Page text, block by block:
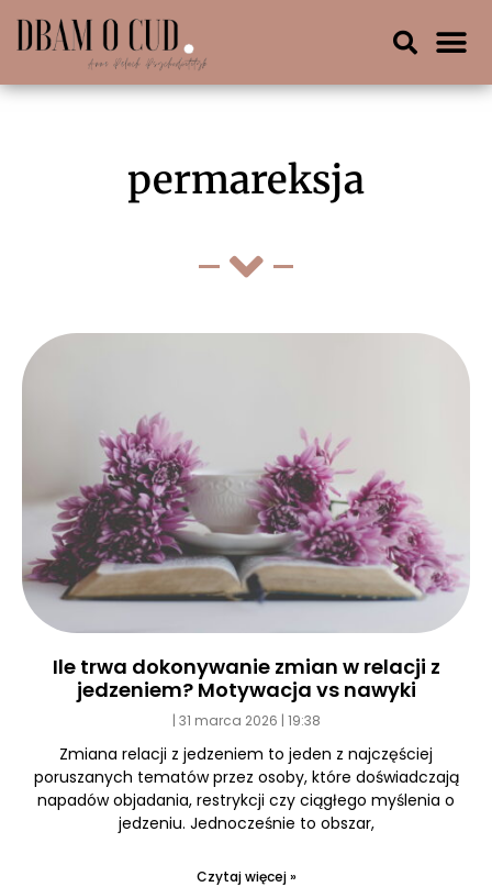
permareksja
Ile trwa dokonywanie zmian w relacji z
jedzeniem? Motywacja vs nawyki
31 marca 2026 19:38
Zmiana relacji z jedzeniem to jeden z najczęściej
poruszanych tematów przez osoby, które doświadczają
napadów objadania, restrykcji czy ciągłego myślenia o
jedzeniu. Jednocześnie to obszar,
Czytaj więcej »